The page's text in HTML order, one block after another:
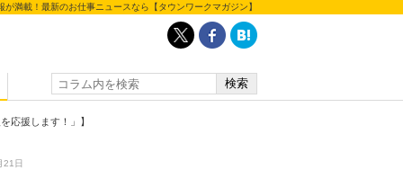
が満載！最新のお仕事ニュースなら【タウンワークマガジン】
応援します！」】
21日